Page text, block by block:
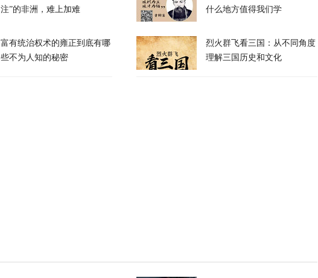
一个月囤20万吨！美国囤铜量或破百年纪录，背后意图耐人
又又切克闹 8
注”的非洲，难上加难
什么地方值得我们学
富有统治权术的雍正到底有哪
些不为人知的秘密
烈火群飞看三国：从不同角度
理解三国历史和文化